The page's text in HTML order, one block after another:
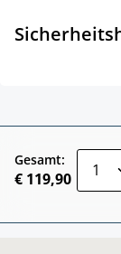
Gesamt:
€ 119,90